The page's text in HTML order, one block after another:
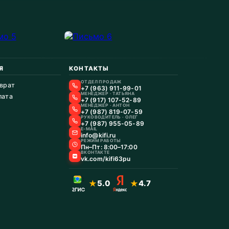
КОНТАКТЫ
ОТДЕЛ ПРОДАЖ
+7 (963) 911-99-01
МЕНЕДЖЕР · ТАТЬЯНА
+7 (917) 107-52-89
МЕНЕДЖЕР · АНТОН
+7 (987) 819-07-59
РУКОВОДИТЕЛЬ · ОЛЕГ
+7 (987) 955-05-89
E-MAIL
info@kifi.ru
РЕЖИМ РАБОТЫ
Пн–Пт: 8:00–17:00
ВКОНТАКТЕ
vk.com/kifi63pu
★5.0 ★4.7